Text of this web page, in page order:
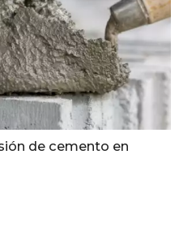
de cemento en